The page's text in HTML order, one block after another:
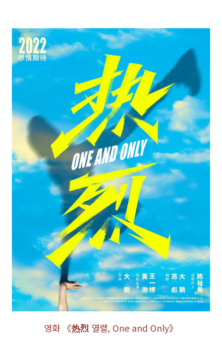
영화 《热烈 열렬, One and Only》